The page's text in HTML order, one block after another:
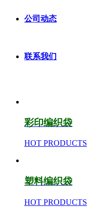
公司动态
联系我们
彩印编织袋
HOT PRODUCTS
塑料编织袋
HOT PRODUCTS